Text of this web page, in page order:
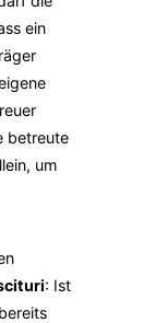
ein
betreute
um
: Ist